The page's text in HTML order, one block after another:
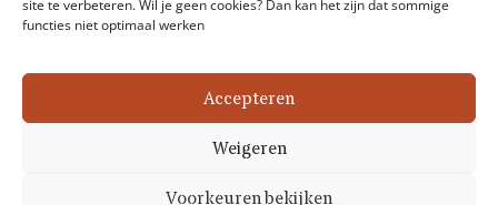
site te verbeteren. Wil je geen cookies? Dan kan het zijn dat sommige
functies niet optimaal werken
Accepteren
Weigeren
Voorkeuren bekijken
Veerstraat 17-1, 1075 SL Amsterdam, Nederland
Coördinator@dierenartsenzondergrenzen.nl